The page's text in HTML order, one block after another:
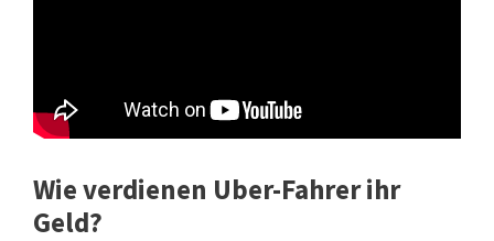
Wie verdienen Uber-Fahrer ihr
Geld?